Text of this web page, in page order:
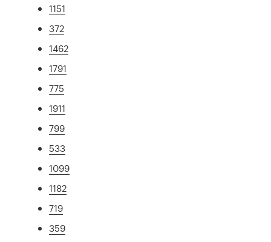
1151
372
1462
1791
775
1911
799
533
1099
1182
719
359